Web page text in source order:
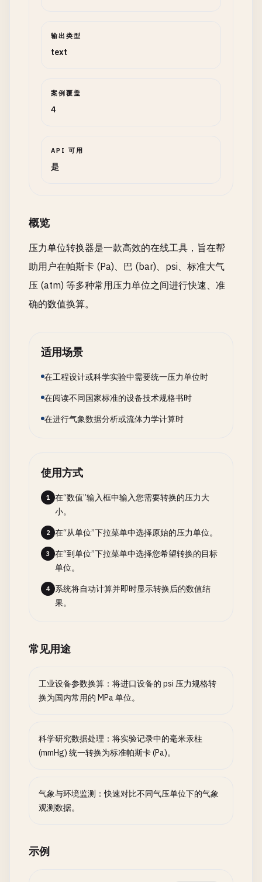
输出类型
text
案例覆盖
4
API 可用
是
概览
压力单位转换器是一款高效的在线工具，旨在帮
助用户在帕斯卡 (Pa)、巴 (bar)、psi、标准大气
压 (atm) 等多种常用压力单位之间进行快速、准
确的数值换算。
适用场景
在工程设计或科学实验中需要统一压力单位时
在阅读不同国家标准的设备技术规格书时
在进行气象数据分析或流体力学计算时
使用方式
1
在“数值”输入框中输入您需要转换的压力大
小。
2 在“从单位”下拉菜单中选择原始的压力单位。
3
在“到单位”下拉菜单中选择您希望转换的目标
单位。
4
系统将自动计算并即时显示转换后的数值结
果。
常见用途
工业设备参数换算：将进口设备的 psi 压力规格转
换为国内常用的 MPa 单位。
科学研究数据处理：将实验记录中的毫米汞柱
(mmHg) 统一转换为标准帕斯卡 (Pa)。
气象与环境监测：快速对比不同气压单位下的气象
观测数据。
示例